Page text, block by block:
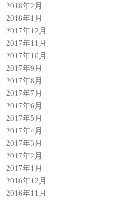
2018年2月
2018年1月
2017年12月
2017年11月
2017年10月
2017年9月
2017年8月
2017年7月
2017年6月
2017年5月
2017年4月
2017年3月
2017年2月
2017年1月
2016年12月
2016年11月